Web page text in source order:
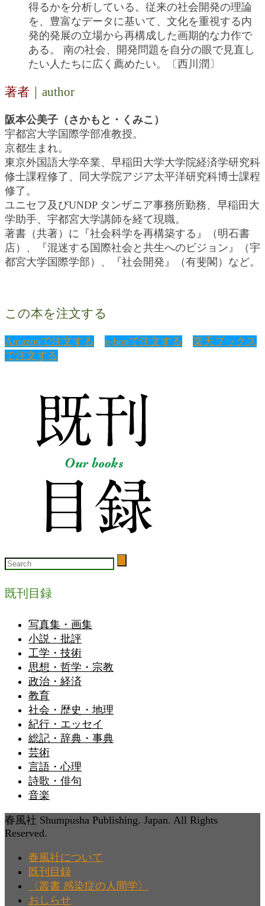
得るかを分析している。従来の社会開発の理論
を、豊富なデータに基いて、文化を重視する内
発的発展の立場から再構成した画期的な力作で
ある。 南の社会、開発問題を自分の眼で見直し
たい人たちに広く薦めたい。〔西川潤〕
著者 ｜author
阪本公美子（さかもと・くみこ）
宇都宮大学国際学部准教授。
京都生まれ。
東京外国語大学卒業、早稲田大学大学院経済学研究科
修士課程修了、同大学院アジア太平洋研究科博士課程
修了。
ユニセフ及びUNDP タンザニア事務所勤務、早稲田大
学助手、宇都宮大学講師を経て現職。
著書（共著）に『社会科学を再構築する』（明石書
店）、『混迷する国際社会と共生へのビジョン』（宇
都宮大学国際学部）、『社会開発』（有斐閣）など。
この本を注文する
Amazonで注文する e-honで注文する
楽天ブックス
で注文する
既刊目録
写真集・画集
小説・批評
工学・技術
思想・哲学・宗教
政治・経済
教育
社会・歴史・地理
紀行・エッセイ
総記・辞典・事典
芸術
言語・心理
詩歌・俳句
音楽
春風社 Shumpusha Publishing. Japan. All Rights
Reserved.
春風社について
既刊目録
〈叢書 感染症の人間学〉
おしらせ